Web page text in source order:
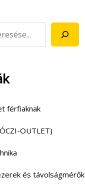
férfiaknak
OUTLET)
és távolságmérők